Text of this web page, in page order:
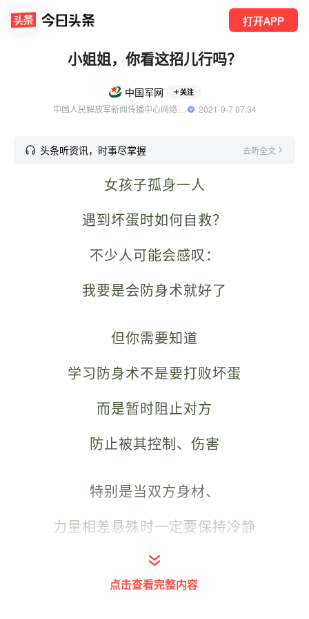
打开APP
小姐姐，你看这招儿行吗？
中国军网 关注
中国人民解放军新闻传播中心网络部官方账号
  2021-9-7 07:34
头条听资讯，时事尽掌握 去听全文
女孩子孤身一人
遇到坏蛋时如何自救？
不少人可能会感叹：
我要是会防身术就好了
但你需要知道
学习防身术不是要打败坏蛋
而是暂时阻止对方
防止被其控制、伤害
特别是当双方身材、
力量相差悬殊时一定要保持冷静
寻找机会果断出手，一招制敌
点击查看完整内容